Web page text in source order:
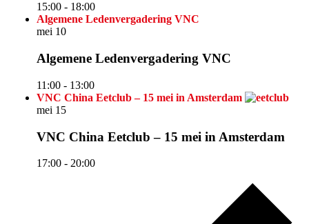
15:00 - 18:00
Algemene Ledenvergadering VNC
mei 10
Algemene Ledenvergadering VNC
11:00 - 13:00
VNC China Eetclub – 15 mei in Amsterdam
mei 15
VNC China Eetclub – 15 mei in Amsterdam
17:00 - 20:00